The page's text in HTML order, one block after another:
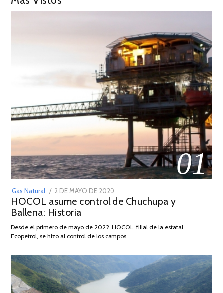
01
Gas Natural
POSTED
ON
2 DE MAYO DE 2020
DE
2026
HOCOL asume control de Chuchupa y
Ballena: Historia
Desde el primero de mayo de 2022, HOCOL, filial de la estatal
Ecopetrol, se hizo al control de los campos …